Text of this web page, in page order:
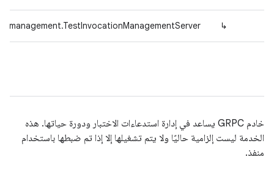
↳
خادم GRPC يساعد في إدارة استدعاءات الاختبار ودورة حياتها. هذه
الخدمة ليست إلزامية حاليًا ولا يتم تشغيلها إلا إذا تم ضبطها باستخدام
منفذ.